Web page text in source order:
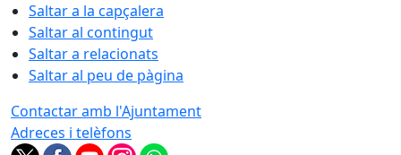
Saltar a la capçalera
Saltar al contingut
Saltar a relacionats
Saltar al peu de pàgina
Contactar amb l'Ajuntament
Adreces i telèfons